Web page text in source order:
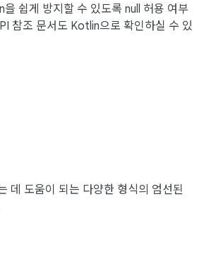
쉽게 방지할 수 있도록 null 허용 여부
참조 문서도 Kotlin으로 확인하실 수 있
데 도움이 되는 다양한 형식의 엄선된